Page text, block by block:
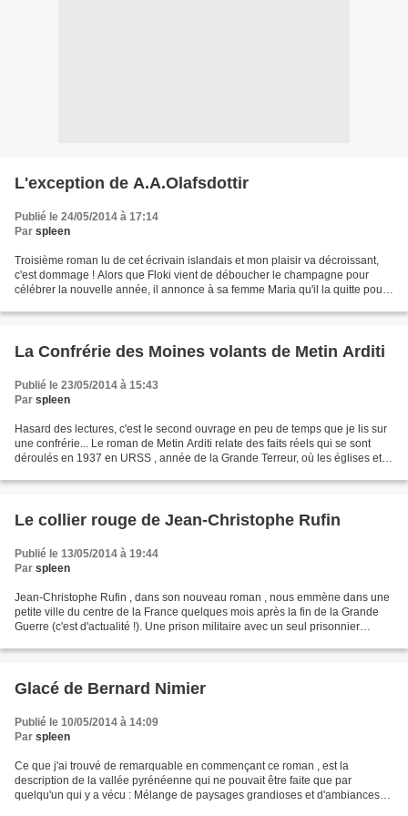
L'exception de A.A.Olafsdottir
Publié le 24/05/2014 à 17:14
Par spleen
Troisième roman lu de cet écrivain islandais et mon plaisir va décroissant,
c'est dommage ! Alors que Floki vient de déboucher le champagne pour
célébrer la nouvelle année, il annonce à sa femme Maria qu'il la quitte pour
La Confrérie des Moines volants de Metin Arditi
Publié le 23/05/2014 à 15:43
Par spleen
Hasard des lectures, c'est le second ouvrage en peu de temps que je lis sur
une confrérie... Le roman de Metin Arditi relate des faits réels qui se sont
déroulés en 1937 en URSS , année de la Grande Terreur, où les églises et
Le collier rouge de Jean-Christophe Rufin
Publié le 13/05/2014 à 19:44
Par spleen
Jean-Christophe Rufin , dans son nouveau roman , nous emmène dans une
petite ville du centre de la France quelques mois après la fin de la Grande
Guerre (c'est d'actualité !). Une prison militaire avec un seul prisonnier
Glacé de Bernard Nimier
Publié le 10/05/2014 à 14:09
Par spleen
Ce que j'ai trouvé de remarquable en commençant ce roman , est la
description de la vallée pyrénéenne qui ne pouvait être faite que par
quelqu'un qui y a vécu : Mélange de paysages grandioses et d'ambiances